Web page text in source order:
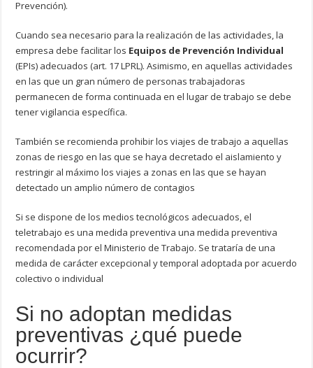
Prevención).
Cuando sea necesario para la realización de las actividades, la
empresa debe facilitar los Equipos de Prevención Individual
(EPIs) adecuados (art. 17 LPRL). Asimismo, en aquellas actividades
en las que un gran número de personas trabajadoras
permanecen de forma continuada en el lugar de trabajo se debe
tener vigilancia específica.
También se recomienda prohibir los viajes de trabajo a aquellas
zonas de riesgo en las que se haya decretado el aislamiento y
restringir al máximo los viajes a zonas en las que se hayan
detectado un amplio número de contagios
Si se dispone de los medios tecnológicos adecuados, el
teletrabajo es una medida preventiva una medida preventiva
recomendada por el Ministerio de Trabajo. Se trataría de una
medida de carácter excepcional y temporal adoptada por acuerdo
colectivo o individual
Si no adoptan medidas
preventivas ¿qué puede
ocurrir?